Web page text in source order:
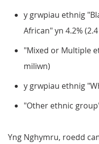
y grwpiau ethnig
African" yn 4.2%
"Mixed or Multiple
miliwn)
y grwpiau ethnig
"Other ethnic
Yng Nghymru, roedd